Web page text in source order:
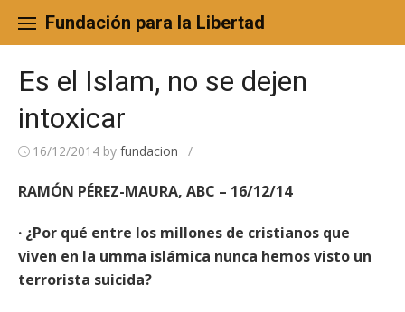
content
Fundación para la Libertad
Es el Islam, no se dejen
intoxicar
16/12/2014 by fundacion /
RAMÓN PÉREZ-MAURA, ABC – 16/12/14
· ¿Por qué entre los millones de cristianos que
viven en la umma islámica nunca hemos visto un
terrorista suicida?